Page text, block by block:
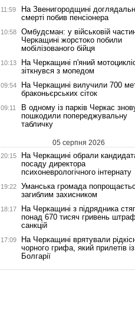
11:59
На Звенигородщині
смерті побив пенсіонера
10:58
Омбудсман: у військовій
Черкащині жорстоко побили
мобілізованого бійця
10:13
На Черкащині п'яний
зіткнувся з мопедом
09:54
На Черкащині вилучили 700
браконьєрських сіток
09:11
В одному із парків Черкас
пошкодили попереджувальну
табличку
05 серпня 2026
20:15
На Черкащині обрали
посаду директора
психоневрологічного інтернату
19:22
Уманська громада
загиблим захисником
18:17
На Черкащині з підрядника
понад 670 тисяч гривень
санкцій
17:09
На Черкащині врятували
чорного грифа, який прилетів із
Болгарії